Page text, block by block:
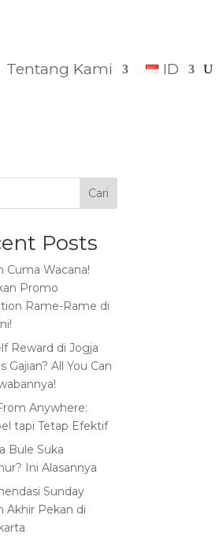
Tentang Kami ID
Cari
Posts
Cuma Wacana!
Promo
Rame-Rame di
Reward di Jogja
Gajian? All You Can
Anywhere:
tapi Tetap Efektif
Bule Suka
Ini Alasannya
Sunday
Akhir Pekan di